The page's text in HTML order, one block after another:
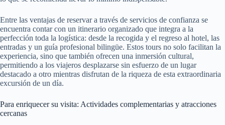
Entre las ventajas de reservar a través de servicios de confianza se
encuentra contar con un itinerario organizado que integra a la
perfección toda la logística: desde la recogida y el regreso al hotel, las
entradas y un guía profesional bilingüe. Estos tours no solo facilitan la
experiencia, sino que también ofrecen una inmersión cultural,
permitiendo a los viajeros desplazarse sin esfuerzo de un lugar
destacado a otro mientras disfrutan de la riqueza de esta extraordinaria
excursión de un día.
Para enriquecer su visita: Actividades complementarias y atracciones
cercanas